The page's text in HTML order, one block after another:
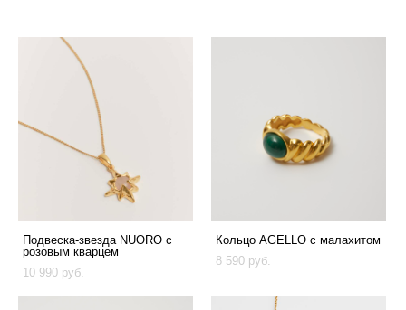
Подвеска-звезда NUORO с
розовым кварцем
10 990 pуб.
Кольцо AGELLO с малахитом
8 590 pуб.